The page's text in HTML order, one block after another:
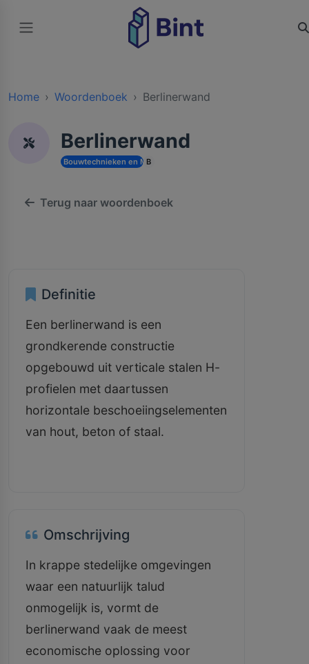
Home Woordenboek Berlinerwand
Berlinerwand
Bouwtechnieken en Methodieken
B
Terug naar woordenboek
Definitie
Een berlinerwand is een
grondkerende constructie
opgebouwd uit verticale stalen H-
profielen met daartussen
horizontale beschoeiingselementen
van hout, beton of staal.
Omschrijving
In krappe stedelijke omgevingen
waar een natuurlijk talud
onmogelijk is, vormt de
berlinerwand vaak de meest
economische oplossing voor